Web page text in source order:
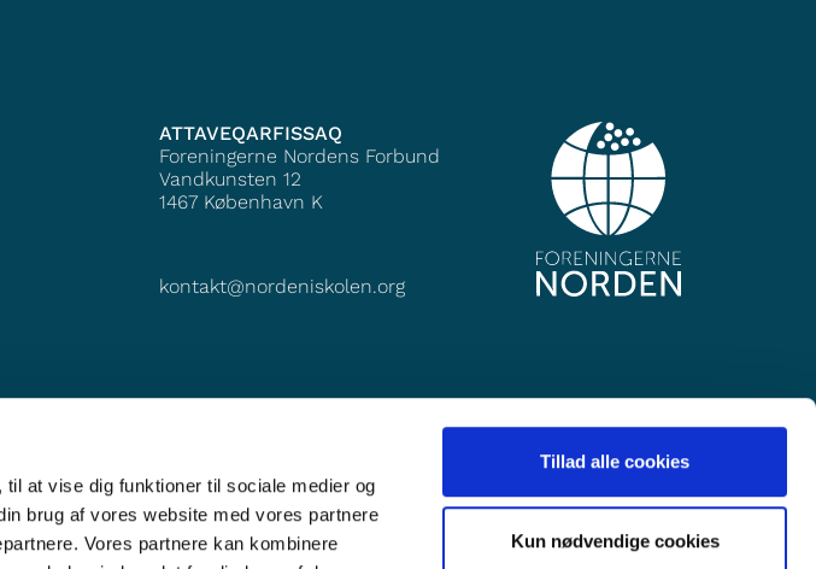
at vise dig funktioner til sociale medier og
brug af vores website med vores partnere
Vores partnere kan kombinere
Tillad alle cookies
Kun nødvendige cookies
ATTAVEQARFISSAQ
Foreningerne Nordens Forbund
Vandkunsten 12
1467 København K
kontakt@nordeniskolen.org